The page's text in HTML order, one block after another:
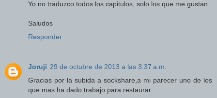
Yo no traduzco todos los capitulos, solo los que me gustan
Saludos
Responder
Joruji 29 de octubre de 2013 a las 3:37 a.m.
Gracias por la subida a sockshare,a mi parecer uno de los
que mas ha dado trabajo para restaurar.